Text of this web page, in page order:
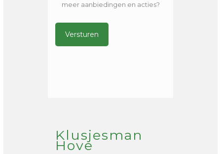
meer aanbiedingen en acties?
Klusjesman
Hove